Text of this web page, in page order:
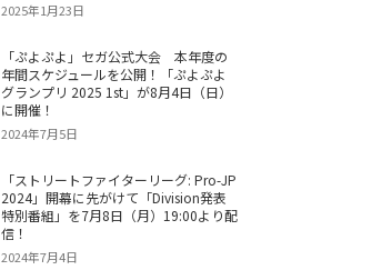
2025年1月23日
「ぷよぷよ」セガ公式大会 本年度の
年間スケジュールを公開！「ぷよぷよ
グランプリ 2025 1st」が8月4日（日）
に開催！
2024年7月5日
「ストリートファイターリーグ: Pro-JP
2024」開幕に先がけて「Division発表
特別番組」を7月8日（月）19:00より配
信！
2024年7月4日